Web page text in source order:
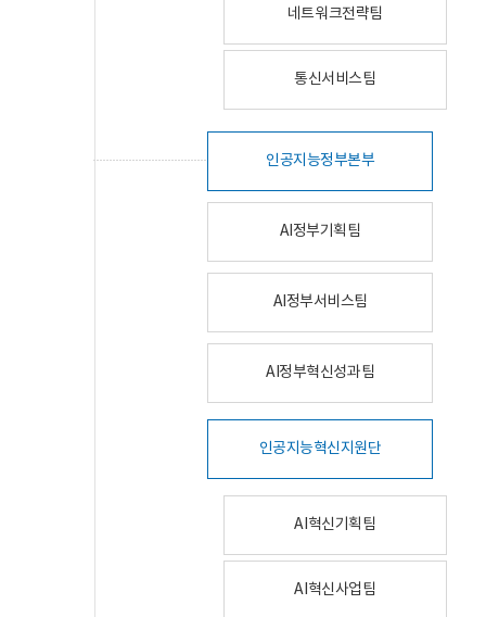
네트워크전략팀
통신서비스팀
인공지능정부본부
AI정부기획팀
AI정부서비스팀
AI정부혁신성과팀
인공지능혁신지원단
AI혁신기획팀
AI혁신사업팀